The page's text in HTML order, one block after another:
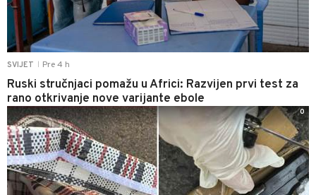
SVIJET Pre 4 h
Ruski stručnjaci pomažu u Africi: Razvijen prvi test za
rano otkrivanje nove varijante ebole
0